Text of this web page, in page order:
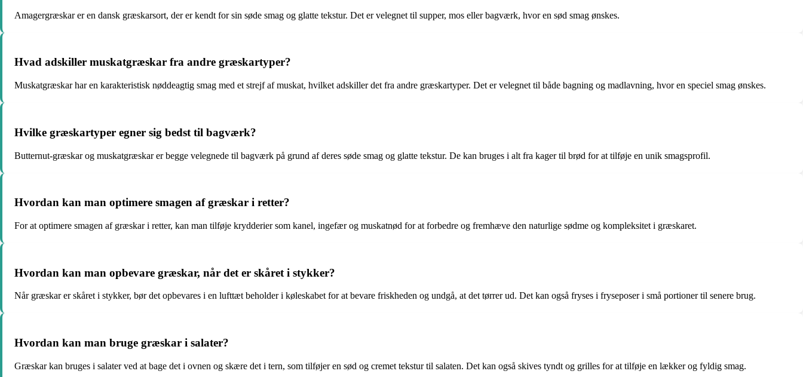
Amagergræskar er en dansk græskarsort, der er kendt for sin søde smag og glatte tekstur. Det er velegnet til supper, mos eller bagværk, hvor en sød smag ønskes.
Hvad adskiller muskatgræskar fra andre græskartyper?
Muskatgræskar har en karakteristisk nøddeagtig smag med et strejf af muskat, hvilket adskiller det fra andre græskartyper. Det er velegnet til både bagning og madlavning, hvor en speciel smag ønskes.
Hvilke græskartyper egner sig bedst til bagværk?
Butternut-græskar og muskatgræskar er begge velegnede til bagværk på grund af deres søde smag og glatte tekstur. De kan bruges i alt fra kager til brød for at tilføje en unik smagsprofil.
Hvordan kan man optimere smagen af græskar i retter?
For at optimere smagen af græskar i retter, kan man tilføje krydderier som kanel, ingefær og muskatnød for at forbedre og fremhæve den naturlige sødme og kompleksitet i græskaret.
Hvordan kan man opbevare græskar, når det er skåret i stykker?
Når græskar er skåret i stykker, bør det opbevares i en lufttæt beholder i køleskabet for at bevare friskheden og undgå, at det tørrer ud. Det kan også fryses i fryseposer i små portioner til senere brug.
Hvordan kan man bruge græskar i salater?
Græskar kan bruges i salater ved at bage det i ovnen og skære det i tern, som tilføjer en sød og cremet tekstur til salaten. Det kan også skives tyndt og grilles for at tilføje en lækker og fyldig smag.